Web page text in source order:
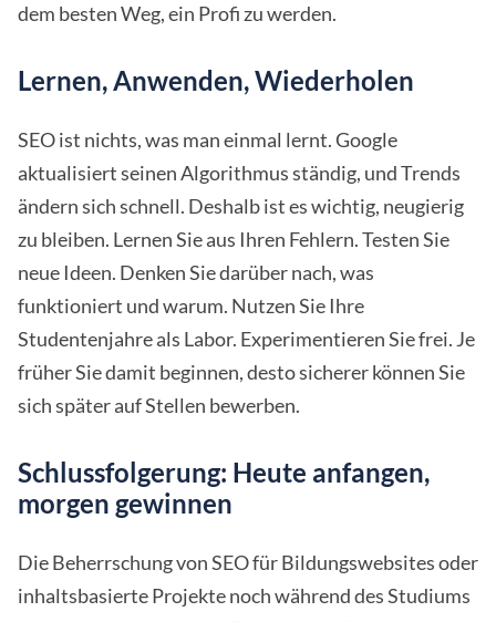
dem besten Weg, ein Profi zu werden.
Lernen, Anwenden, Wiederholen
SEO ist nichts, was man einmal lernt. Google
aktualisiert seinen Algorithmus ständig, und Trends
ändern sich schnell. Deshalb ist es wichtig, neugierig
zu bleiben. Lernen Sie aus Ihren Fehlern. Testen Sie
neue Ideen. Denken Sie darüber nach, was
funktioniert und warum. Nutzen Sie Ihre
Studentenjahre als Labor. Experimentieren Sie frei. Je
früher Sie damit beginnen, desto sicherer können Sie
sich später auf Stellen bewerben.
Schlussfolgerung: Heute anfangen,
morgen gewinnen
Die Beherrschung von SEO für Bildungswebsites oder
inhaltsbasierte Projekte noch während des Studiums